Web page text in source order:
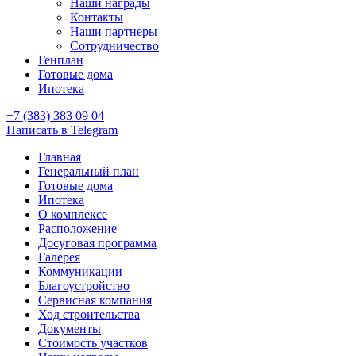
Наши награды
Контакты
Наши партнеры
Сотрудничество
Генплан
Готовые дома
Ипотека
+7 (383) 383 09 04
Написать в Telegram
Главная
Генеральный план
Готовые дома
Ипотека
О комплексе
Расположение
Досуговая программа
Галерея
Коммуникации
Благоустройство
Сервисная компания
Ход строительства
Документы
Стоимость участков